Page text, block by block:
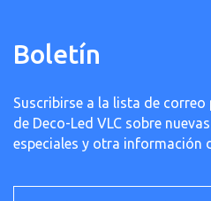
Boletín
Suscribirse a la lista de
de Deco-Led VLC sobre
especiales y otra información